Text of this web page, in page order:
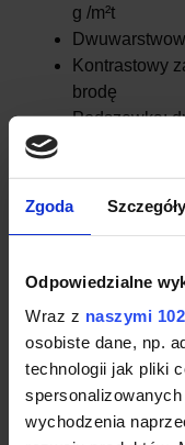
Zgoda Szczegóły
Odpowiedzialne
Wraz z naszymi
osobiste dane, np.
technologii jak pliki
wychodzenia
g /m²t
Kontrastowy
brodę
Podszewka:
kontrastowym
Membrana